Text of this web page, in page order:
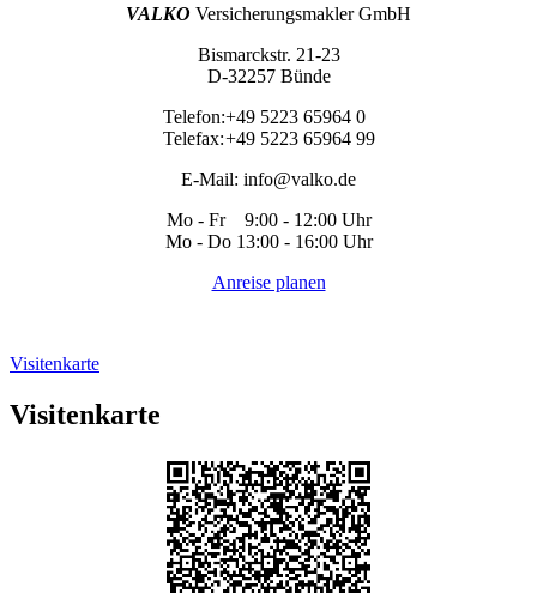
VALKO Versicherungsmakler GmbH
Bismarckstr. 21-23
D-32257 Bünde
Telefon:+49 5223 65964 0
Telefax:+49 5223 65964 99
E-Mail: info@valko.de
Mo - Fr 9:00 - 12:00 Uhr
Mo - Do 13:00 - 16:00 Uhr
Anreise planen
Visitenkarte
Visitenkarte